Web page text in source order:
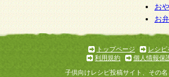
お
お
トップページ
レシピ
利用規約
個人情報保
子供向けレシピ投稿サイト、その